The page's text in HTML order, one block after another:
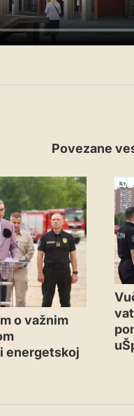
Povezane
o važnim
energetskoj